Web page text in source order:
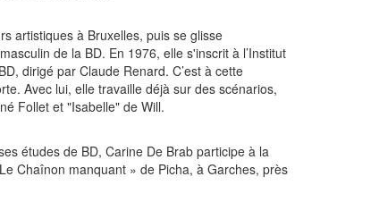
artistiques à Bruxelles, puis se glisse
de la BD. En 1976, elle s'inscrit à l’Institut
dirigé par Claude Renard. C’est à cette
Avec lui, elle travaille déjà sur des scénarios,
Follet et "Isabelle" de Will.
études de BD, Carine De Brab participe à la
Chaînon manquant » de Picha, à Garches, près